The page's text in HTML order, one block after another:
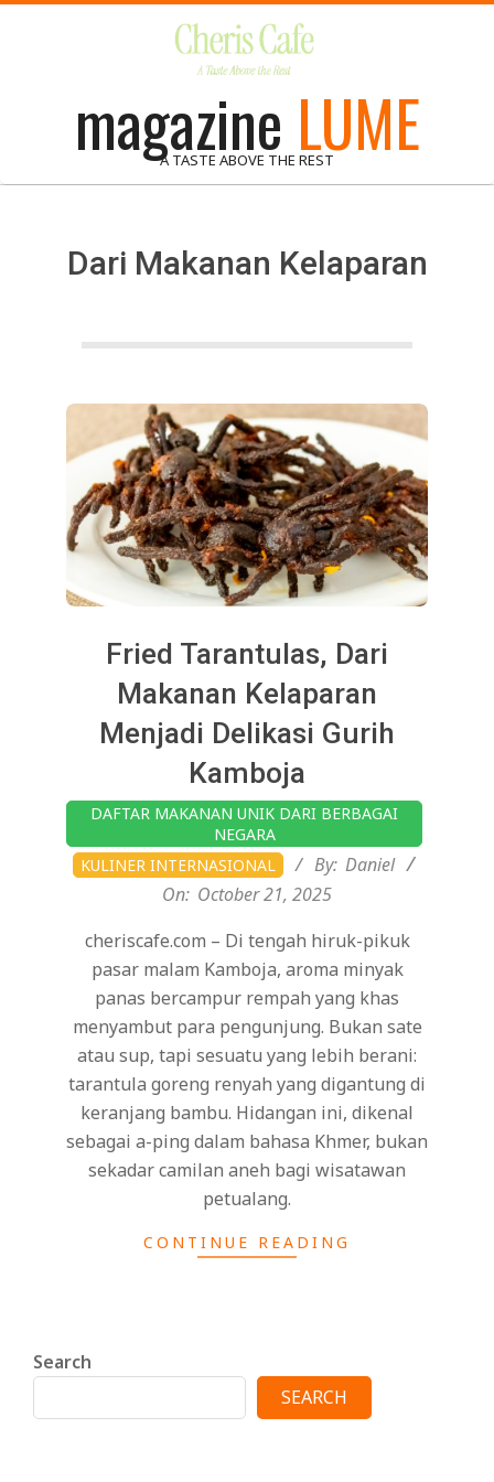
magazine LUME
A TASTE ABOVE THE REST
Dari Makanan Kelaparan
Fried Tarantulas, Dari
Makanan Kelaparan
Menjadi Delikasi Gurih
Kamboja
2025-
21
DAFTAR MAKANAN UNIK DARI BERBAGAI
NEGARA
KULINER INTERNASIONAL
By: Daniel
On: October 21, 2025
cheriscafe.com – Di tengah hiruk-pikuk
pasar malam Kamboja, aroma minyak
panas bercampur rempah yang khas
menyambut para pengunjung. Bukan sate
atau sup, tapi sesuatu yang lebih berani:
tarantula goreng renyah yang digantung di
keranjang bambu. Hidangan ini, dikenal
sebagai a-ping dalam bahasa Khmer, bukan
sekadar camilan aneh bagi wisatawan
petualang.
CONTINUE READING
Search
SEARCH